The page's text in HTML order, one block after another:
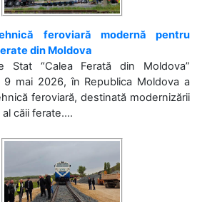
feroviară modernă pentru
din Moldova
Stat “Calea Ferată din Moldova”
9 mai 2026, în Republica Moldova a
feroviară, destinată modernizării
căii ferate....